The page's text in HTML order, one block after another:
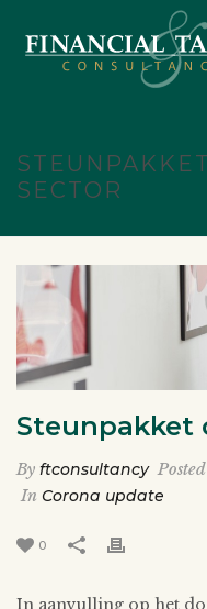
SECTOR
Steunpakket
By ftconsultancy Posted
In Corona update
0
In aanvulling op het